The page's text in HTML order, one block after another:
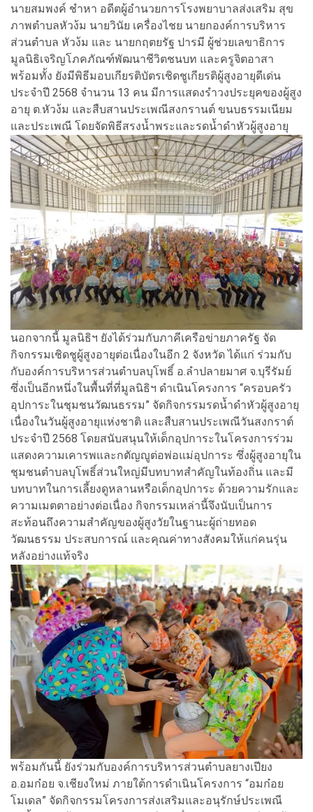
นายสมพงค์ ชําหา อดีตผู้อํานวยการโรงพยาบาลส่งเสริม สุข
ภาพตําบลหัวง้ม นายวินัย เครื่องไชย นายกองค์การบริหาร
ส่วนตําบล หัวง้ม และ นายกฤตยรัฐ ปารมี ผู้ช่วยเลขาธิการ
มูลนิธิเจริญโภคภัณฑ์พัฒนาชีวิตชนบท และครูจิตอาสา
พร้อมทั้ง ยังมีพิธีมอบเกียรติบัตรเชิดชูเกียรติผู้สูงอายุดีเด่น
ประจําปี 2568 จํานวน 13 คน มีการแสดงรําวงประยุคของผู้สูง
อายุ ต.หัวง้ม และสืบสานประเพณีสงกรานต์ ขนบธรรมเนียม
และประเพณี โดยจัดพิธีสรงน้ำพระและรดน้ำดําหัวผู้สูงอายุ
นอกจากนี้ มูลนิธิฯ ยังได้ร่วมกับภาคีเครือข่ายภาครัฐ จัด
กิจกรรมเชิดชูผู้สูงอายุต่อเนื่องในอีก 2 จังหวัด ได้แก่ ร่วมกับ
กับองค์การบริหารส่วนตำบลบุโพธิ์ อ.ลำปลายมาศ จ.บุรีรัมย์
ซึ่งเป็นอีกหนึ่งในพื้นที่ที่มูลนิธิฯ ดำเนินโครงการ “ครอบครัว
อุปการะในชุมชนวัฒนธรรม” จัดกิจกรรมรดน้ำดำหัวผู้สูงอายุ
เนื่องในวันผู้สูงอายุแห่งชาติ และสืบสานประเพณีวันสงกราต์
ประจำปี 2568 โดยสนับสนุนให้เด็กอุปการะในโครงการร่วม
แสดงความเคารพและกตัญญูต่อพ่อแม่อุปการะ ซึ่งผู้สูงอายุใน
ชุมชนตำบลบุโพธิ์ส่วนใหญ่มีบทบาทสำคัญในท้องถิ่น และมี
บทบาทในการเลี้ยงดูหลานหรือเด็กอุปการะ ด้วยความรักและ
ความเมตตาอย่างต่อเนื่อง กิจกรรมเหล่านี้จึงนับเป็นการ
สะท้อนถึงความสำคัญของผู้สูงวัยในฐานะผู้ถ่ายทอด
วัฒนธรรม ประสบการณ์ และคุณค่าทางสังคมให้แก่คนรุ่น
หลังอย่างแท้จริง
พร้อมกันนี้ ยังร่วมกับองค์การบริหารส่วนตำบลยางเปียง
อ.อมก๋อย จ.เชียงใหม่ ภายใต้การดำเนินโครงการ “อมก๋อย
โมเดล” จัดกิจกรรมโครงการส่งเสริมและอนุรักษ์ประเพณี